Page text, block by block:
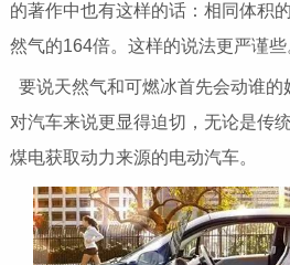
的著作中也有这样的话：相同体积
然气的164倍。这样的说法更严谨些
要说天然气和可燃冰首先会动谁的
对汽车来说更显得迫切，无论是传
煤电获取动力来源的电动汽车。